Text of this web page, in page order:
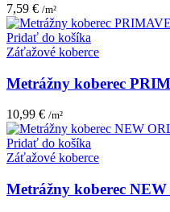
7,59 € /m²
Pridať do košíka
Záťažové koberce
Metrážny koberec
10,99 € /m²
Pridať do košíka
Záťažové koberce
Metrážny koberec